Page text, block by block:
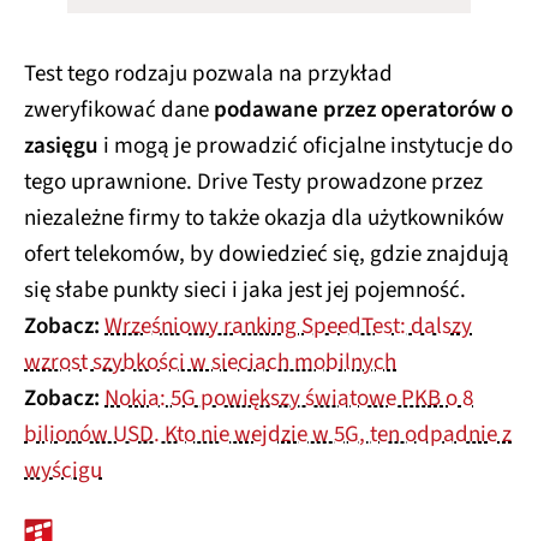
Test tego rodzaju pozwala na przykład
zweryfikować danepodawane przez operatorów o
zasięgu i mogą je prowadzić oficjalne instytucje do
tego uprawnione. Drive Testy prowadzone przez
niezależne firmy to także okazja dla użytkowników
ofert telekomów, by dowiedzieć się, gdzie znajdują
się słabe punkty sieci i jaka jest jej pojemność.
Zobacz:Wrześniowy ranking SpeedTest: dalszy
wzrost szybkości w sieciach mobilnych
Zobacz:Nokia: 5G powiększy światowe PKB o 8
bilionów USD. Kto nie wejdzie w 5G, ten odpadnie z
wyścigu